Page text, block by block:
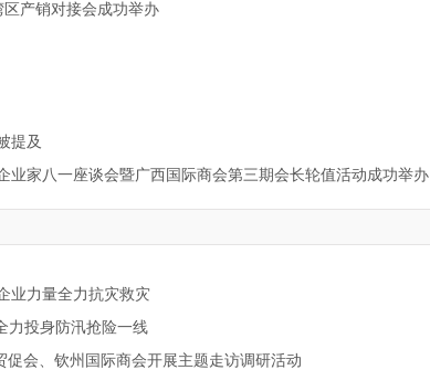
产销对接会成功举办
提及
家八一座谈会暨广西国际商会第三期会长轮值活动成功举办
业力量全力抗灾救灾
力投身防汛抢险一线
会、钦州国际商会开展主题走访调研活动